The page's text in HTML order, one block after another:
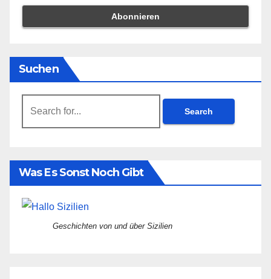
Suchen
Was Es Sonst Noch Gibt
Geschichten von und über Sizilien